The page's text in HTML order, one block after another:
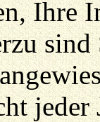
Ihre
jeder